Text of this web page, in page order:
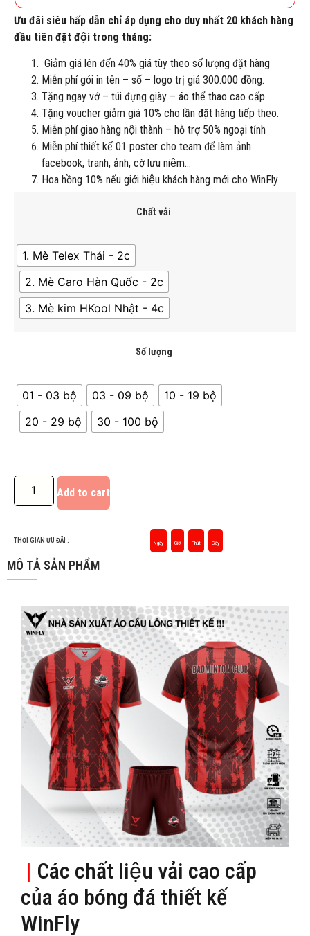
Ưu đãi siêu hấp dẫn chỉ áp dụng cho duy nhất 20 khách hàng
đầu tiên đặt đội trong tháng:
Giảm giá lên đến 40% giá tùy theo số lượng đặt hàng
Miễn phí gói in tên – số – logo trị giá 300.000 đồng.
Tặng ngay vớ – túi đựng giày – áo thể thao cao cấp
Tặng voucher giảm giá 10% cho lần đặt hàng tiếp theo.
Miễn phí giao hàng nội thành – hỗ trợ 50% ngoại tỉnh
Miễn phí thiết kế 01 poster cho team để làm ảnh
facebook, tranh, ảnh, cờ lưu niệm…
Hoa hồng 10% nếu giới hiệu khách hàng mới cho WinFly
Chất vải
1. Mè Telex Thái - 2c
2. Mè Caro Hàn Quốc - 2c
3. Mè kim HKool Nhật - 4c
Số lượng
01 - 03 bộ 03 - 09 bộ
10 - 19 bộ
20 - 29 bộ
30 - 100 bộ
Add to cart
THỜI GIAN ƯU ĐÃI : Ngày Giờ Phút Giây
MÔ TẢ SẢN PHẨM
| Các chất liệu vải cao cấp
của áo bóng đá thiết kế
WinFly